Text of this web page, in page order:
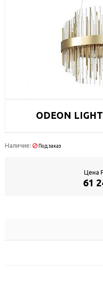
ODEON
Наличие: Под заказ
Цена
61